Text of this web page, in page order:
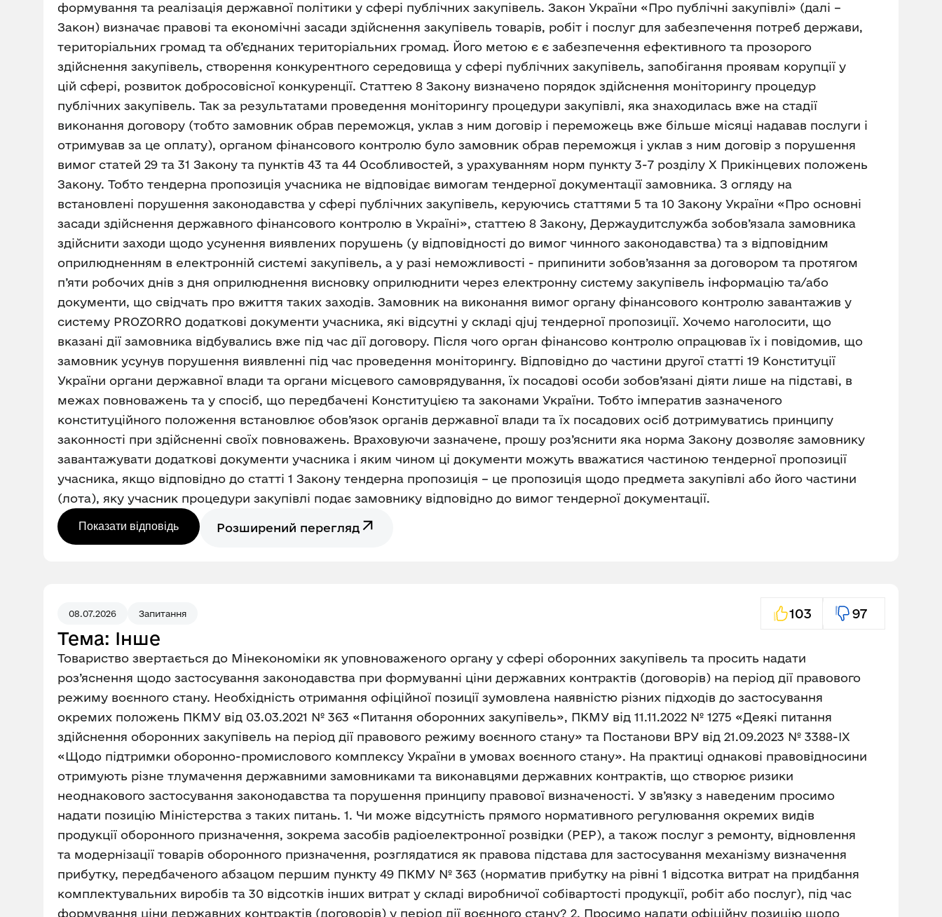
формування та реалізація державної політики у сфері публічних закупівель. Закон України «Про публічні закупівлі» (далі –
Закон) визначає правові та економічні засади здійснення закупівель товарів, робіт і послуг для забезпечення потреб держави,
територіальних громад та об’єднаних територіальних громад. Його метою є є забезпечення ефективного та прозорого
здійснення закупівель, створення конкурентного середовища у сфері публічних закупівель, запобігання проявам корупції у
цій сфері, розвиток добросовісної конкуренції. Статтею 8 Закону визначено порядок здійснення моніторингу процедур
публічних закупівель. Так за результатами проведення моніторингу процедури закупівлі, яка знаходилась вже на стадії
виконання договору (тобто замовник обрав переможця, уклав з ним договір і переможець вже більше місяці надавав послуги і
отримував за це оплату), органом фінансового контролю було замовник обрав переможця і уклав з ним договір з порушення
вимог статей 29 та 31 Закону та пунктів 43 та 44 Особливостей, з урахуванням норм пункту 3-7 розділу X Прикінцевих положень
Закону. Тобто тендерна пропозиція учасника не відповідає вимогам тендерної документації замовника. З огляду на
встановлені порушення законодавства у сфері публічних закупівель, керуючись статтями 5 та 10 Закону України «Про основні
засади здійснення державного фінансового контролю в Україні», статтею 8 Закону, Держаудитслужба зобов’язала замовника
здійснити заходи щодо усунення виявлених порушень (у відповідності до вимог чинного законодавства) та з відповідним
оприлюдненням в електронній системі закупівель, а у разі неможливості - припинити зобов’язання за договором та протягом
п’яти робочих днів з дня оприлюднення висновку оприлюднити через електронну систему закупівель інформацію та/або
документи, що свідчать про вжиття таких заходів. Замовник на виконання вимог органу фінансового контролю завантажив у
систему PROZORRO додаткові документи учасника, які відсутні у складі qjuj тендерної пропозиції. Хочемо наголосити, що
вказані дії замовника відбувались вже під час дії договору. Після чого орган фінансово контролю опрацював їх і повідомив, що
замовник усунув порушення виявленні під час проведення моніторингу. Відповідно до частини другої статті 19 Конституції
України органи державної влади та органи місцевого самоврядування, їх посадові особи зобов’язані діяти лише на підставі, в
межах повноважень та у спосіб, що передбачені Конституцією та законами України. Тобто імператив зазначеного
конституційного положення встановлює обов’язок органів державної влади та їх посадових осіб дотримуватись принципу
законності при здійсненні своїх повноважень. Враховуючи зазначене, прошу роз’яснити яка норма Закону дозволяє замовнику
завантажувати додаткові документи учасника і яким чином ці документи можуть вважатися частиною тендерної пропозиції
учасника, якщо відповідно до статті 1 Закону тендерна пропозиція – це пропозиція щодо предмета закупівлі або його частини
(лота), яку учасник процедури закупівлі подає замовнику відповідно до вимог тендерної документації.
Показати відповідь Розширений перегляд
08.07.2026 Запитання 103 97
Тема: Інше
Товариство звертається до Мінекономіки як уповноваженого органу у сфері оборонних закупівель та просить надати
роз’яснення щодо застосування законодавства при формуванні ціни державних контрактів (договорів) на період дії правового
режиму воєнного стану. Необхідність отримання офіційної позиції зумовлена наявністю різних підходів до застосування
окремих положень ПКМУ від 03.03.2021 № 363 «Питання оборонних закупівель», ПКМУ від 11.11.2022 № 1275 «Деякі питання
здійснення оборонних закупівель на період дії правового режиму воєнного стану» та Постанови ВРУ від 21.09.2023 № 3388-IX
«Щодо підтримки оборонно-промислового комплексу України в умовах воєнного стану». На практиці однакові правовідносини
отримують різне тлумачення державними замовниками та виконавцями державних контрактів, що створює ризики
неоднакового застосування законодавства та порушення принципу правової визначеності. У зв’язку з наведеним просимо
надати позицію Міністерства з таких питань. 1. Чи може відсутність прямого нормативного регулювання окремих видів
продукції оборонного призначення, зокрема засобів радіоелектронної розвідки (РЕР), а також послуг з ремонту, відновлення
та модернізації товарів оборонного призначення, розглядатися як правова підстава для застосування механізму визначення
прибутку, передбаченого абзацом першим пункту 49 ПКМУ № 363 (норматив прибутку на рівні 1 відсотка витрат на придбання
комплектувальних виробів та 30 відсотків інших витрат у складі виробничої собівартості продукції, робіт або послуг), під час
формування ціни державних контрактів (договорів) у період дії воєнного стану? 2. Просимо надати офіційну позицію щодо